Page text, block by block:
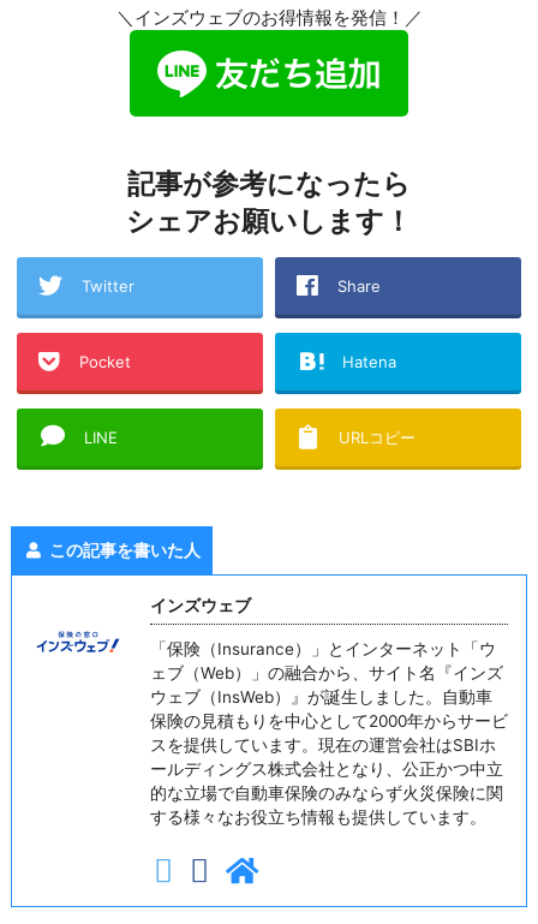
＼インズウェブのお得情報を発信！／
記事が参考になったら
シェアお願いします！
Twitter Share
Pocket Hatena
LINE URLコピー
この記事を書いた人
インズウェブ
「保険（Insurance）」とインターネット「ウ
ェブ（Web）」の融合から、サイト名『インズ
ウェブ（InsWeb）』が誕生しました。自動車
保険の見積もりを中心として2000年からサービ
スを提供しています。現在の運営会社はSBIホ
ールディングス株式会社となり、公正かつ中立
的な立場で自動車保険のみならず火災保険に関
する様々なお役立ち情報も提供しています。